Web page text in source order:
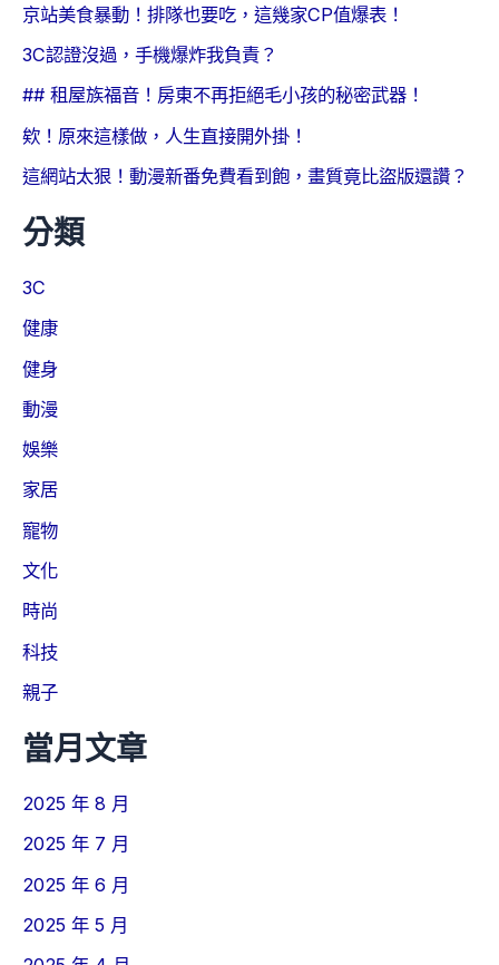
京站美食暴動！排隊也要吃，這幾家CP值爆表！
3C認證沒過，手機爆炸我負責？
## 租屋族福音！房東不再拒絕毛小孩的秘密武器！
欸！原來這樣做，人生直接開外掛！
這網站太狠！動漫新番免費看到飽，畫質竟比盜版還讚？
分類
3C
健康
健身
動漫
娛樂
家居
寵物
文化
時尚
科技
親子
當月文章
2025 年 8 月
2025 年 7 月
2025 年 6 月
2025 年 5 月